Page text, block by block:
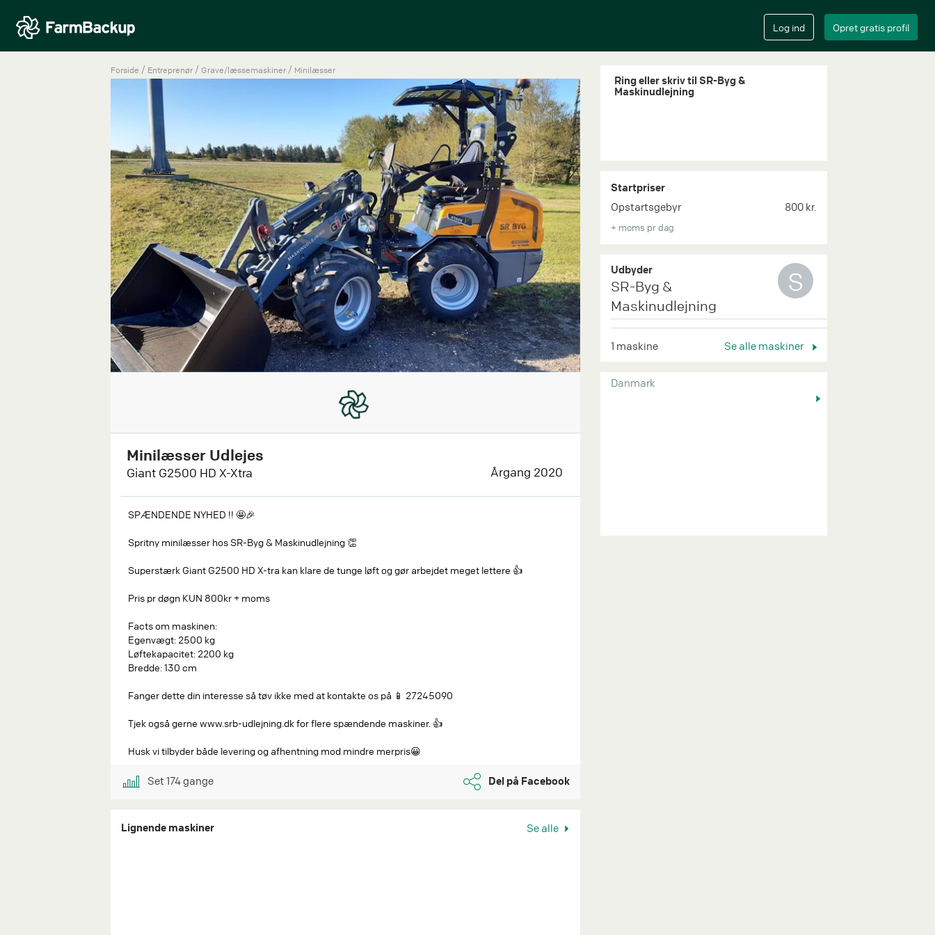
Forside / Entreprenør / Grave/læssemaskiner / Minilæsser
Minilæsser Udlejes
Giant G2500 HD X-Xtra Årgang 2020
SPÆNDENDE NYHED !! 🤩🎉
Spritny minilæsser hos SR-Byg & Maskinudlejning 👏
Superstærk Giant G2500 HD X-tra kan klare de tunge løft og gør arbejdet meget lettere 👍
Pris pr døgn KUN 800kr + moms
Facts om maskinen:
Egenvægt: 2500 kg
Løftekapacitet: 2200 kg
Bredde: 130 cm
Fanger dette din interesse så tøv ikke med at kontakte os på 📱 27245090
Tjek også gerne www.srb-udlejning.dk for flere spændende maskiner. 👍
Husk vi tilbyder både levering og afhentning mod mindre merpris😀
Set 174gange Del på Facebook
Lignende maskiner Se alle
Ring eller skriv til SR-Byg &
Maskinudlejning
Startpriser
Opstartsgebyr
800 kr.
+ moms pr dag
Udbyder
SR-Byg &
Maskinudlejning
S
1 maskine Se alle maskiner
Danmark